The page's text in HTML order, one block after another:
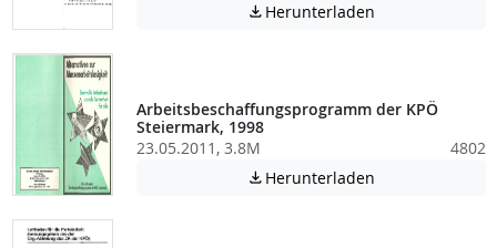
 Herunterladen
Arbeitsbeschaffungsprogramm der KPÖ
Steiermark, 1998
23.05.2011, 3.8M
4802
 Herunterladen